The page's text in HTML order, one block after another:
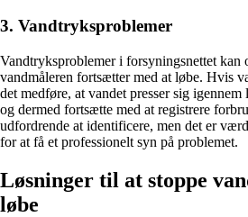
3. Vandtryksproblemer
Vandtryksproblemer i forsyningsnettet kan
vandmåleren fortsætter med at løbe. Hvis
det medføre, at vandet presser sig
og dermed fortsætte med at registrere
udfordrende at identificere, men det er
for at få et professionelt syn på problemet.
Løsninger til at stoppe
løbe